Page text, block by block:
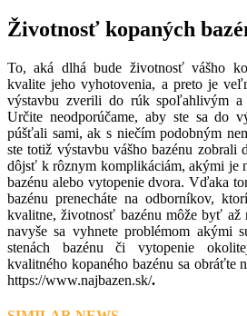
Životnosť kopaných
To, aká dlhá bude životnosť vášho
kvalite jeho vyhotovenia, a preto je
výstavbu zverili do rúk spoľahlivým a
Určite neodporúčame, aby ste sa do
púšťali sami, ak s niečím podobným
ste totiž výstavbu vášho bazénu zobrali
dôjsť k rôznym komplikáciám, akými je
bazénu alebo vytopenie dvora. Vďaka
bazénu prenecháte na odborníkov,
kvalitne, životnosť bazénu môže byť
navyše sa vyhnete problémom akými
stenách bazénu či vytopenie
kvalitného kopaného bazénu sa obráťte
https://www.najbazen.sk/.